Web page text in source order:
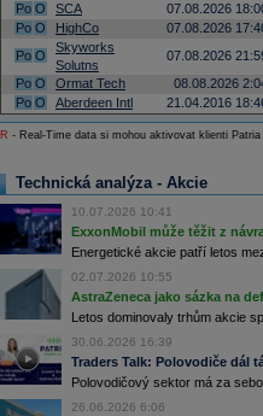
Po O SCA
07.08.2026
Po O HighCo
07.08.2026
Po O
Skyworks
Solutns
07.08.2026
Po O Ormat Tech
08.08.2026
Po O Aberdeen Intl 21.04.2016
R - Real-Time data si mohou aktivovat klienti
Technická analýza - Akcie
10.07.2026 10:41
ExxonMobil může těžit z
Energetické akcie patří letos
02.07.2026 10:55
AstraZeneca jako sázka na
Letos dominovaly trhům akcie
30.06.2026 16:39
Traders Talk: Polovodiče dál
Polovodičový sektor má za
26.06.2026 6:06